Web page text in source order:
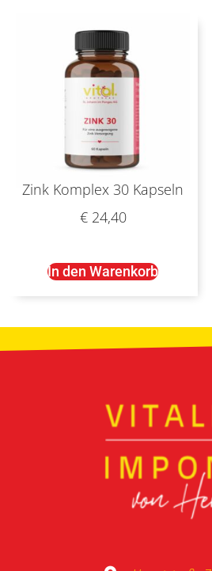
Zink Komplex 30 Kapseln
€24,40
In den Warenkorb